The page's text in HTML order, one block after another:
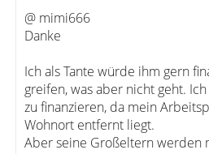
@ mimi666
Danke
Ich als Tante würde ihm gern
greifen, was aber nicht geht.
zu finanzieren, da mein
Wohnort entfernt liegt.
Aber seine Großeltern werden